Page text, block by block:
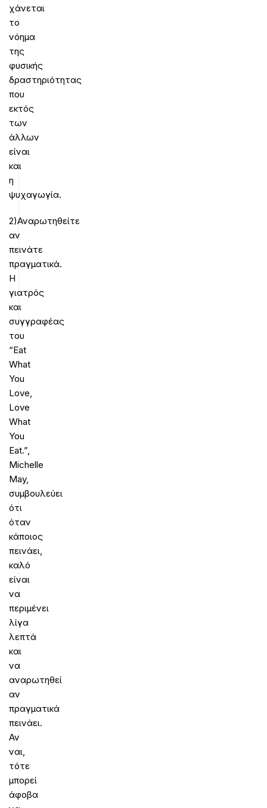
χάνεται
το
νόημα
της
φυσικής
δραστηριότητας
που
εκτός
των
άλλων
είναι
και
η
ψυχαγωγία.
2)Αναρωτηθείτε
αν
πεινάτε
πραγματικά.
Η
γιατρός
και
συγγραφέας
του
“Eat
What
You
Love,
Love
What
You
Eat.”,
Michelle
May,
συμβουλεύει
ότι
όταν
κάποιος
πεινάει,
καλό
είναι
να
περιμένει
λίγα
λεπτά
και
να
αναρωτηθεί
αν
πραγματικά
πεινάει.
Αν
ναι,
τότε
μπορεί
άφοβα